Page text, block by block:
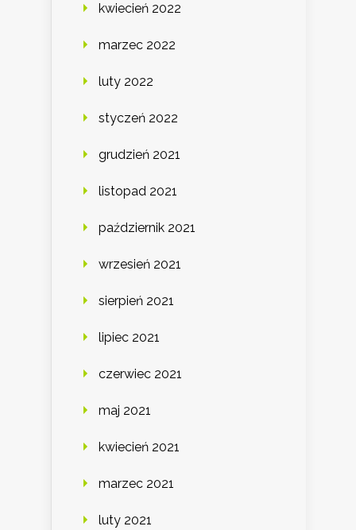
kwiecień 2022
marzec 2022
luty 2022
styczeń 2022
grudzień 2021
listopad 2021
październik 2021
wrzesień 2021
sierpień 2021
lipiec 2021
czerwiec 2021
maj 2021
kwiecień 2021
marzec 2021
luty 2021